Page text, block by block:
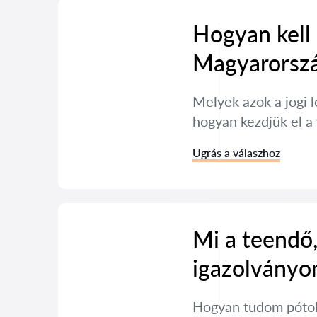
Hogyan
Melyek azok a jogi
hogyan kezdjük el
Ugrás a válaszhoz
Mi a
Hogyan tudom